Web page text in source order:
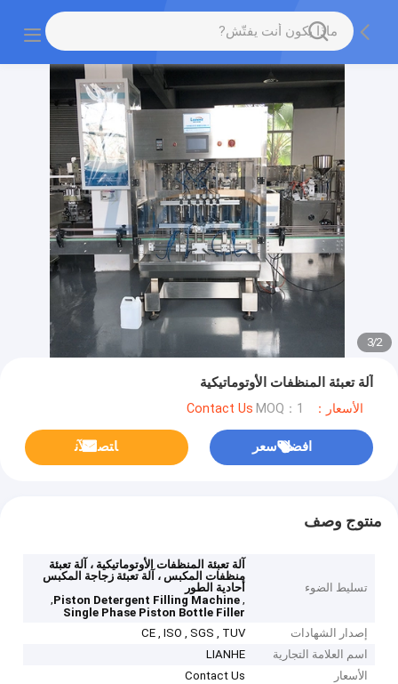
2
/
3
آلة تعبئة المنظفات الأوتوماتيكية
الأسعار：Contact Us MOQ：1
افضل سعر ﺎﺘﺼﻟ ﺍﻶﻧ
منتوج وصف
تسليط الضوء
آلة تعبئة المنظفات الأوتوماتيكية ، آلة تعبئة
منظفات المكبس ، آلة تعبئة زجاجة المكبس
أحادية الطور
,
Piston Detergent Filling Machine
,
Single Phase Piston Bottle Filler
إصدار الشهادات
CE , ISO , SGS , TUV
اسم العلامة التجارية
LIANHE
الأسعار
Contact Us